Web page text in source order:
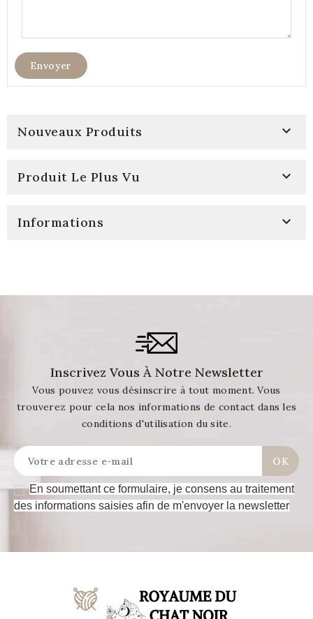
Nouveaux Produits 
Produit Le Plus Vu 
Informations 
Inscrivez Vous À Notre Newsletter
Vous pouvez vous désinscrire à tout moment. Vous
trouverez pour cela nos informations de contact dans les
conditions d'utilisation du site.
En soumettant ce formulaire, je consens au traitement
des informations saisies afin de m'envoyer la newsletter